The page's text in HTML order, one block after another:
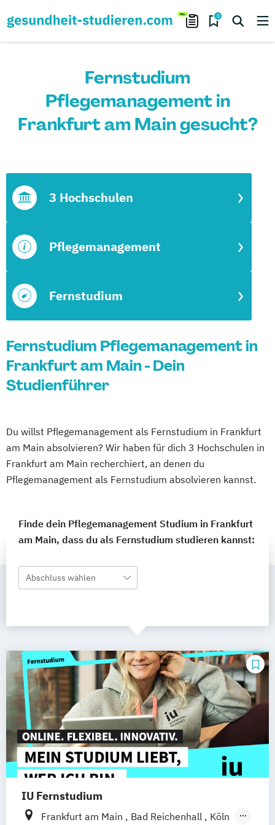
0
Fernstudium
Pflegemanagement in
Frankfurt am Main gesucht?
Fernstudium
Pflegemanagement
3 Hochschulen
Fernstudium Pflegemanagement in
Frankfurt am Main - Dein
Studienführer
Du willst Pflegemanagement als Fernstudium in Frankfurt
am Main absolvieren? Wir haben für dich 3 Hochschulen in
Frankfurt am Main recherchiert, an denen du
Pflegemanagement als Fernstudium absolvieren kannst.
Finde dein Pflegemanagement Studium in Frankfurt
am Main, dass du als Fernstudium studieren kannst:
Abschluss wählen
IU Fernstudium
Frankfurt am Main Bad Reichenhall
Köln